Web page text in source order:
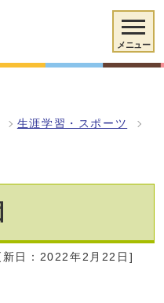
メニュー
生涯学習・スポーツ
新日：2022年2月22日]